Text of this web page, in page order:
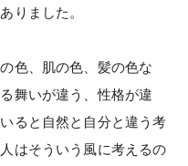
りました。
色、肌の色、髪の色な
舞いが違う、性格が違
ると自然と自分と違う考
はそういう風に考えるの